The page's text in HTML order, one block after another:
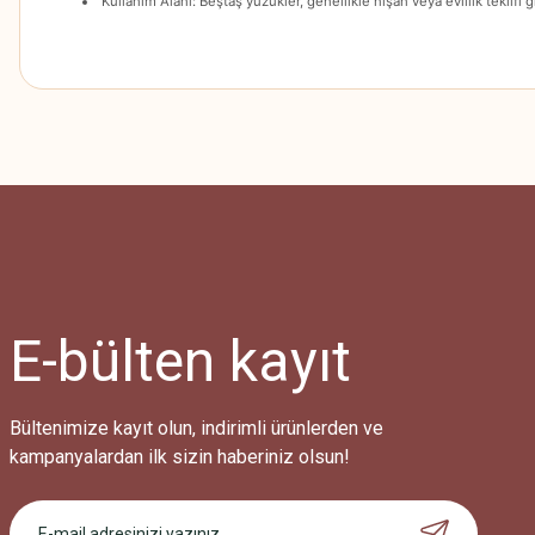
Bu ürüne benzer farklı alternatifler olmalı.
E-bülten kayıt
Bültenimize kayıt olun, indirimli ürünlerden ve
kampanyalardan ilk sizin haberiniz olsun!